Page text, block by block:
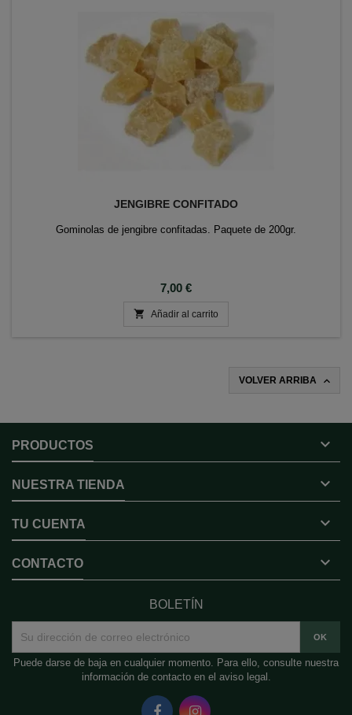
JENGIBRE CONFITADO
Gominolas de jengibre confitadas. Paquete de 200gr.
Precio
7,00 €
 Añadir al carrito
VOLVER ARRIBA 
PRODUCTOS 
NUESTRA TIENDA 
TU CUENTA 
CONTACTO 
BOLETÍN
Puede darse de baja en cualquier momento. Para ello, consulte nuestra
información de contacto en el aviso legal.